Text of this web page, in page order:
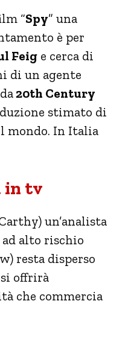
“Spy” una
è per
Feig e cerca di
di un agente
20th Century
stimato di
mondo. In Italia
in tv
un’analista
ad alto rischio
resta disperso
si offrirà
che commercia